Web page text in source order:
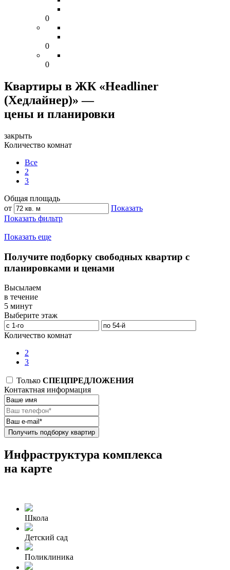
0
0
0
Квартиры в ЖК «Headliner
(Хедлайнер)» —
цены и планировки
закрыть
Количество комнат
Все
2
3
Общая площадь
от
Показать
Показать фильтр
Показать еще
Получите подборку свободных квартир с
планировками и ценами
Высылаем
в течение
5 минут
Выберите этаж
Количество комнат
2
3
Только СПЕЦПРЕДЛОЖЕНИЯ
Контактная информация
Получить подборку квартир
Инфраструктура комплекса
на карте
Школа
Детский сад
Поликлиника